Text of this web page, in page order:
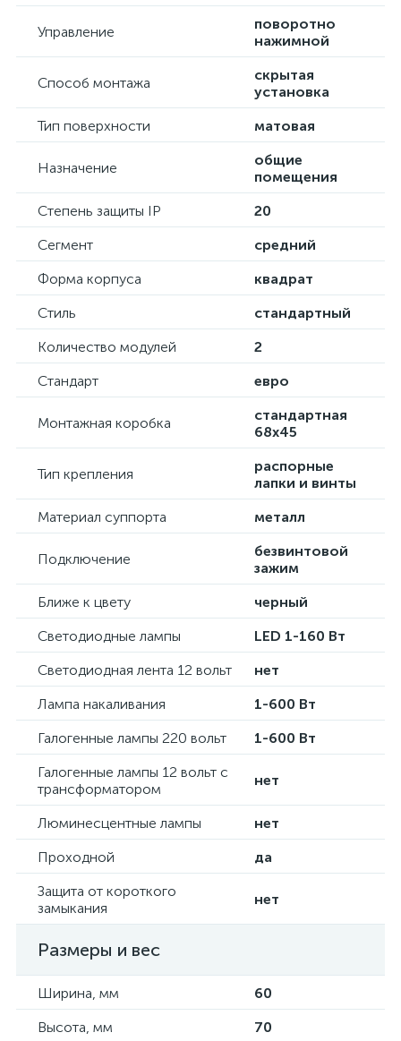
Управление
поворотно
нажимной
Способ монтажа
скрытая
установка
Тип поверхности
матовая
Назначение
общие
помещения
Степень защиты IP
20
Сегмент
средний
Форма корпуса
квадрат
Стиль
стандартный
Количество модулей
2
Стандарт
евро
Монтажная коробка
стандартная
68х45
Тип крепления
распорные
лапки и винты
Материал суппорта
металл
Подключение
безвинтовой
зажим
Ближе к цвету
черный
Светодиодные лампы
LED 1-160 Вт
Светодиодная лента 12 вольт
нет
Лампа накаливания
1-600 Вт
Галогенные лампы 220 вольт
1-600 Вт
Галогенные лампы 12 вольт с
трансформатором
нет
Люминесцентные лампы
нет
Проходной
да
Защита от короткого
замыкания
нет
Размеры и вес
Ширина, мм
60
Высота, мм
70